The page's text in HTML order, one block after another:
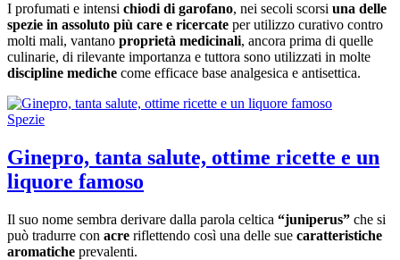
I profumati e intensi chiodi di garofano, nei secoli scorsi una delle
spezie in assoluto più care e ricercate per utilizzo curativo contro
molti mali, vantano proprietà medicinali, ancora prima di quelle
culinarie, di rilevante importanza e tuttora sono utilizzati in molte
discipline mediche come efficace base analgesica e antisettica.
Spezie
Ginepro, tanta salute, ottime ricette e un
liquore famoso
Il suo nome sembra derivare dalla parola celtica “juniperus” che si
può tradurre con acre riflettendo così una delle sue caratteristiche
aromatiche prevalenti.